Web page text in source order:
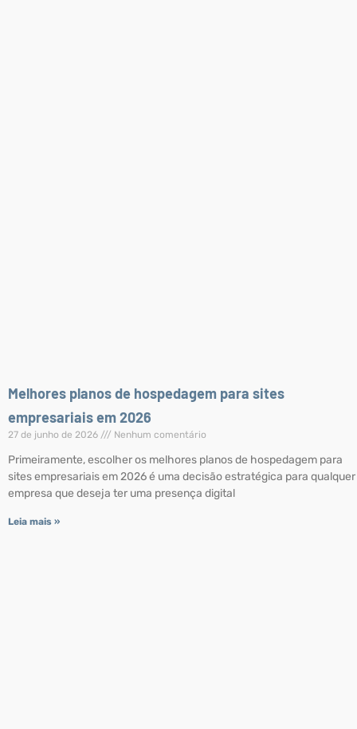
Melhores planos de hospedagem para sites
empresariais em 2026
27 de junho de 2026 Nenhum comentário
Primeiramente, escolher os melhores planos de hospedagem para
sites empresariais em 2026 é uma decisão estratégica para qualquer
empresa que deseja ter uma presença digital
Leia mais »